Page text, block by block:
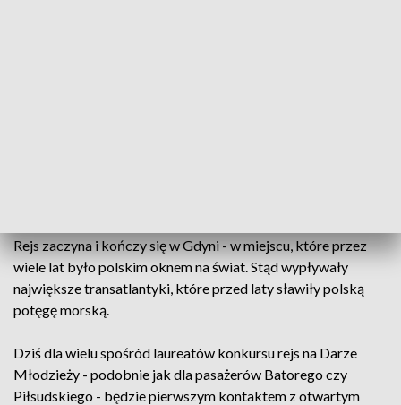
Rejs zaczyna i kończy się w Gdyni - w miejscu, które przez
wiele lat było polskim oknem na świat. Stąd wypływały
największe transatlantyki, które przed laty sławiły polską
potęgę morską.
Dziś dla wielu spośród laureatów konkursu rejs na Darze
Młodzieży - podobnie jak dla pasażerów Batorego czy
Piłsudskiego - będzie pierwszym kontaktem z otwartym